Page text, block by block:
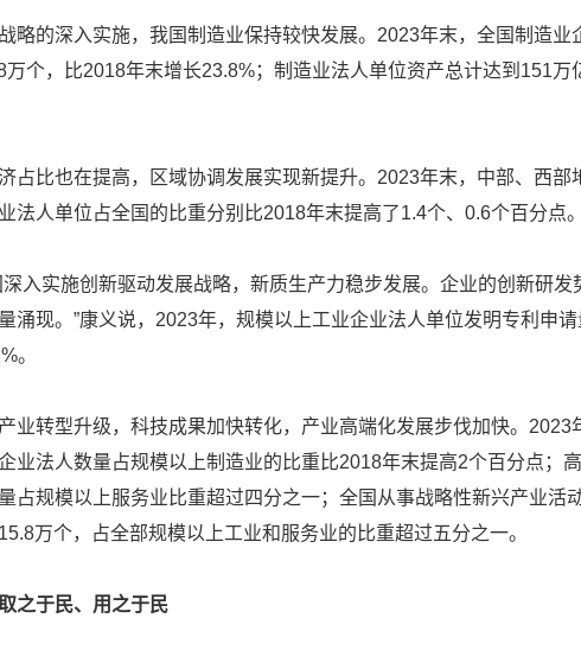
略的深入实施，我国制造业保持较快发展。2023年末，全国制造业
万个，比2018年末增长23.8%；制造业法人单位资产总计达到151万
占比也在提高，区域协调发展实现新提升。2023年末，中部、西部
法人单位占全国的比重分别比2018年末提高了1.4个、0.6个百分点。
深入实施创新驱动发展战略，新质生产力稳步发展。企业的创新研发
涌现。”康义说，2023年，规模以上工业企业法人单位发明专利申请
。
业转型升级，科技成果加快转化，产业高端化发展步伐加快。2023
业法人数量占规模以上制造业的比重比2018年末提高2个百分点；
占规模以上服务业比重超过四分之一；全国从事战略性新兴产业活
万个，占全部规模以上工业和服务业的比重超过五分之一。
之于民、用之于民